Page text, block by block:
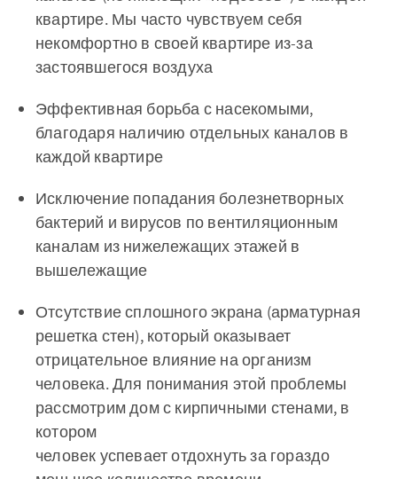
квартире. Мы часто чувствуем себя
некомфортно в своей квартире из-за
застоявшегося воздуха
Эффективная борьба с насекомыми,
благодаря наличию отдельных каналов в
каждой квартире
Исключение попадания болезнетворных
бактерий и вирусов по вентиляционным
каналам из нижележащих этажей в
вышележащие
Отсутствие сплошного экрана (арматурная
решетка стен), который оказывает
отрицательное влияние на организм
человека. Для понимания этой проблемы
рассмотрим дом с кирпичными стенами, в
котором
человек успевает отдохнуть за гораздо